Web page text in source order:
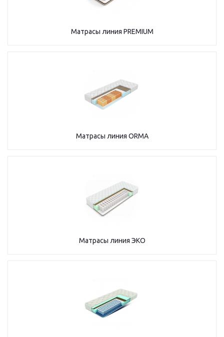
Матрасы линия PREMIUM
Матрасы линия ORMA
Матрасы линия ЭКО